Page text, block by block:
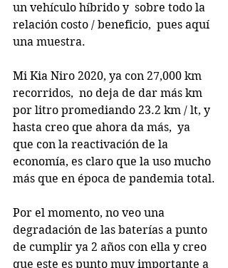
un vehículo híbrido y  sobre todo la
relación costo / beneficio,  pues aquí
una muestra.
Mi Kia Niro 2020, ya con 27,000 km
recorridos,  no deja de dar más km
por litro promediando 23.2 km / lt, y
hasta creo que ahora da más,  ya
que con la reactivación de la
economía, es claro que la uso mucho
más que en época de pandemia total.
Por el momento, no veo una
degradación de las baterías a punto
de cumplir ya 2 años con ella y creo
que este es punto muy importante a